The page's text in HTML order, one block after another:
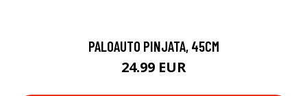
PALOAUTO PINJATA, 45CM
24.99 EUR